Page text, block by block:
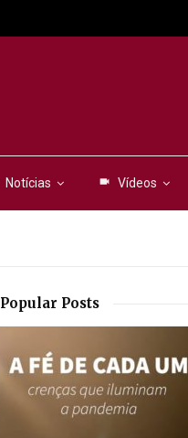
Notícias videocam Vídeos
Popular Posts